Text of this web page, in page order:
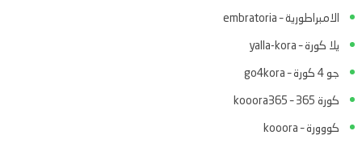
الامبراطورية – embratoria
يلا كورة – yalla-kora
جو 4 كورة – go4kora
كورة 365 – kooora365
كووورة – kooora